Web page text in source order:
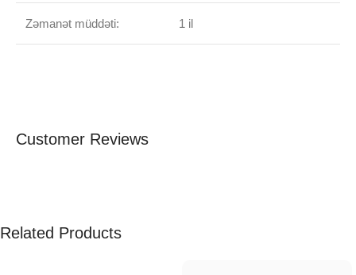
Zəmanət müddəti: 1 il
Customer Reviews
Related Products